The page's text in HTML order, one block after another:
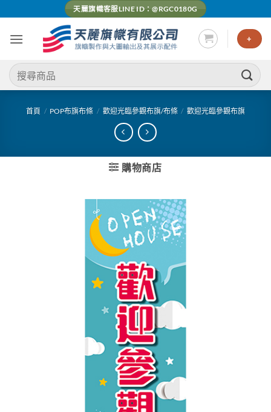
content
天麗旗幟客服LINE ID：@RGC0180G
+
搜
尋
首頁 / POP布旗布條 / 歡迎光臨參觀布旗/布條 / 歡迎光臨參觀布旗
購物商店